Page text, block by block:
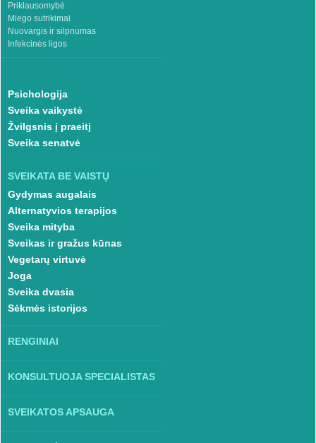
Priklausomybė
Miego sutrikimai
Nuovargis ir silpnumas
Infekcinės ligos
Psichologija
Sveika vaikystė
Žvilgsnis į praeitį
Sveika senatvė
SVEIKATA BE VAISTŲ
Gydymas augalais
Alternatyvios terapijos
Sveika mityba
Sveikas ir gražus kūnas
Vegetarų virtuvė
Joga
Sveika dvasia
Sėkmės istorijos
RENGINIAI
KONSULTUOJA SPECIALISTAS
SVEIKATOS APSAUGA